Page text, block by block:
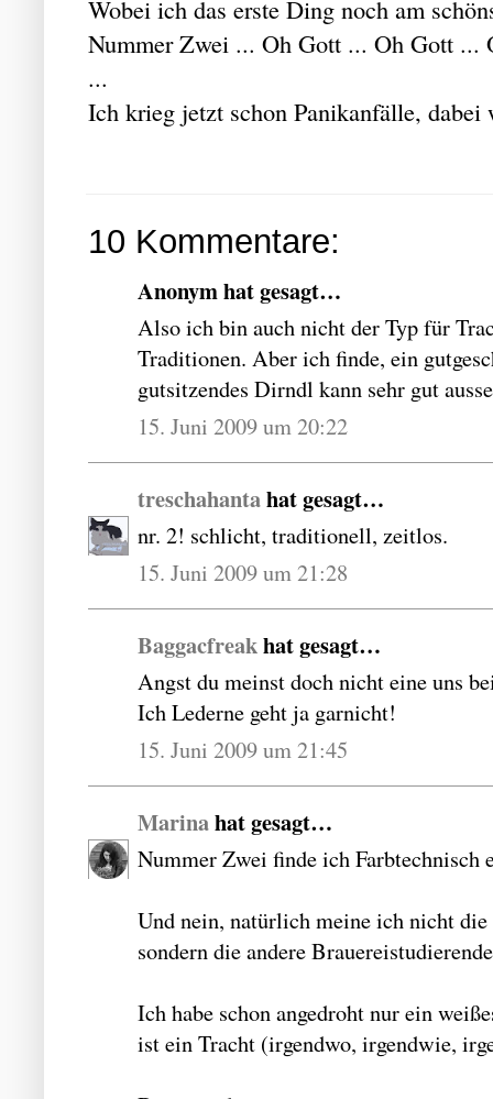
Wobei ich das erste Ding noch am
Nummer Zwei ... Oh Gott ... Oh Gott
...
Ich krieg jetzt schon Panikanfälle, dabei
10 Kommentare:
Anonym hat gesagt…
Also ich bin auch nicht der Typ für
Traditionen. Aber ich finde, ein
gutsitzendes Dirndl kann sehr gut
15. Juni 2009 um 20:22
treschahantahat gesagt…
nr. 2! schlicht, traditionell, zeitlos.
15. Juni 2009 um 21:28
Baggacfreakhat gesagt…
Angst du meinst doch nicht eine uns
Ich Lederne geht ja garnicht!
15. Juni 2009 um 21:45
Marinahat gesagt…
Nummer Zwei finde ich Farbtechnisch
Und nein, natürlich meine ich nicht
sondern die andere
Ich habe schon angedroht nur ein
ist ein Tracht (irgendwo, irgendwie,